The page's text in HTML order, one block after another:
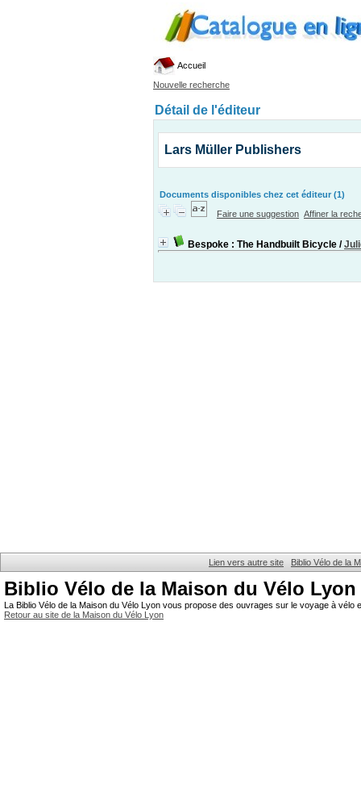
Accueil
Nouvelle recherche
Détail de l'éditeur
Lars Müller Publishers
Documents disponibles chez cet éditeur (1)
Faire une suggestion Affiner la
Bespoke : The Handbuilt Bicycle /
Lien vers autre site Biblio Vélo de la
Biblio Vélo de la Maison du Vélo Lyon
La Biblio Vélo de la Maison du Vélo Lyon vous propose des ouvrages sur le voyage à
Retour au site de la Maison du Vélo Lyon